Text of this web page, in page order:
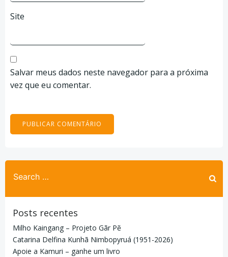
Site
Salvar meus dados neste navegador para a próxima
vez que eu comentar.
Search
for:
Posts recentes
Milho Kaingang – Projeto Gãr Pẽ
Catarina Delfina Kunhã Nimbopyruá (1951-2026)
Apoie a Kamuri – ganhe um livro